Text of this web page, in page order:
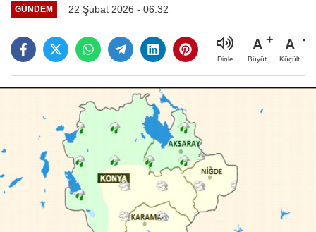
GÜNDEM 22 Şubat 2026 - 06:32
Dinle
A
Büyüt
A
Küçült